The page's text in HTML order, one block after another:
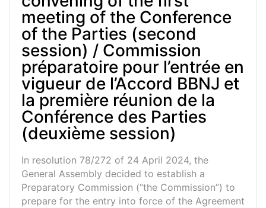
meeting of the Conference
of the Parties (second
session) / Commission
préparatoire pour l’entrée en
vigueur de l’Accord BBNJ et
la première réunion de la
Conférence des Parties
(deuxième session)
In resolution 78/272 of 24 April 2024, the
General Assembly decided to establish a
Preparatory Commission (“the Commission”) to
prepare for the entry into force of the Agreement